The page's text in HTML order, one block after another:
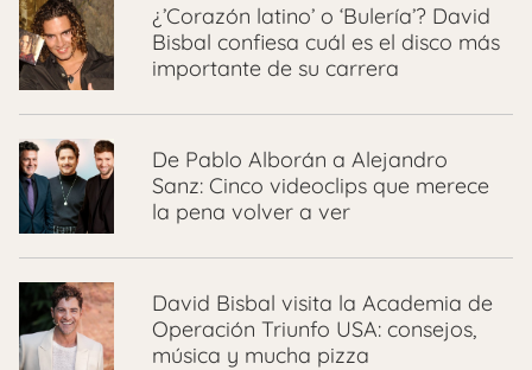
¿’Corazón latino’ o ‘Bulería’? David
Bisbal confiesa cuál es el disco más
importante de su carrera
De Pablo Alborán a Alejandro
Sanz: Cinco videoclips que merece
la pena volver a ver
David Bisbal visita la Academia de
Operación Triunfo USA: consejos,
música y mucha pizza